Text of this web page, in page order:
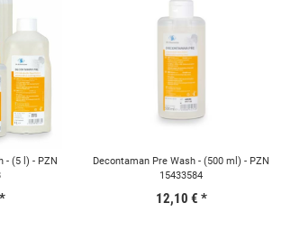
- (5 l) - PZN
*
Decontaman Pre Wash - (500 ml) - PZN
15433584
12,10 € *